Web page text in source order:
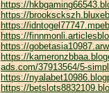
https://
https://
https://
https://
https://
https://
ads.com/37913564/5-
https://
https://